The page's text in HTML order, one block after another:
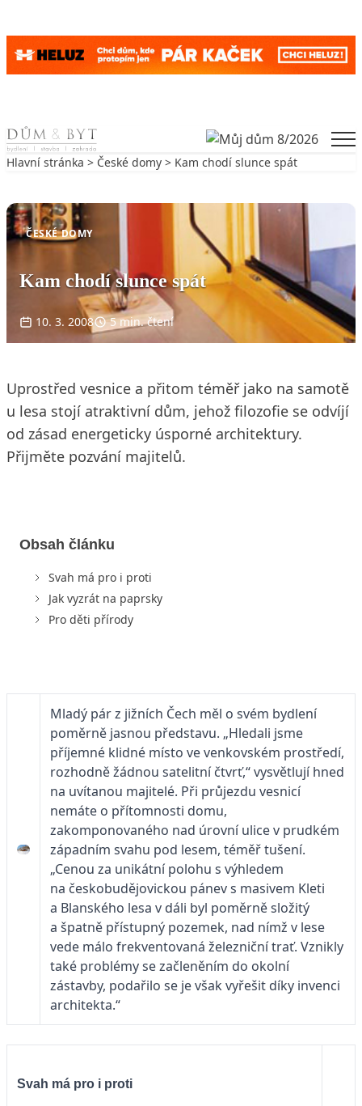
Skip to content
Hlavní stránka > České domy > Kam chodí slunce spát
ČESKÉ DOMY
Kam chodí slunce spát
10. 3. 2008 5 min. čtení
Uprostřed vesnice a přitom téměř jako na samotě
u lesa stojí atraktivní dům, jehož filozofie se odvíjí
od zásad energeticky úsporné architektury.
Přijměte pozvání majitelů.
Obsah článku
Svah má pro i proti
Jak vyzrát na paprsky
Pro děti přírody
Mladý párz jižních Čech měl o svém bydlení
poměrně jasnou představu. „Hledali jsme
příjemné klidné místo ve venkovském prostředí,
rozhodně žádnou satelitní čtvrť,“ vysvětlují hned
na uvítanou majitelé. Při průjezdu vesnicí
nemáte o přítomnosti domu,
zakomponovaného nad úrovní ulice v prudkém
západním svahu pod lesem, téměř tušení.
„Cenou za unikátní polohu s výhledem
na českobudějovickou pánev s masivem Kleti
a Blanského lesa v dáli byl poměrně složitý
a špatně přístupný pozemek, nad nímž v lese
vede málo frekventovaná železniční trať. Vznikly
také problémy se začleněním do okolní
zástavby, podařilo se je však vyřešit díky invenci
architekta.“
Svah má pro i proti